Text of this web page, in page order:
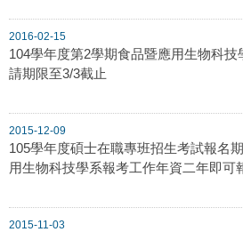
2016-02-15
104學年度第2學期食品暨應用生物科技
請期限至3/3截止
2015-12-09
105學年度碩士在職專班招生考試報名
用生物科技學系報考工作年資二年即可
2015-11-03